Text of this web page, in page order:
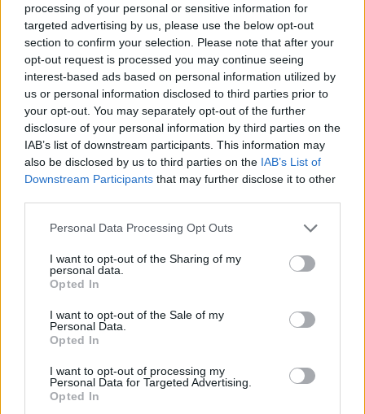
processing of your personal or sensitive information for
targeted advertising by us, please use the below opt-out
section to confirm your selection. Please note that after your
opt-out request is processed you may continue seeing
interest-based ads based on personal information utilized by
us or personal information disclosed to third parties prior to
your opt-out. You may separately opt-out of the further
disclosure of your personal information by third parties on the
IAB’s list of downstream participants. This information may
also be disclosed by us to third parties on the IAB’s List of
Downstream Participants that may further disclose it to other
Personal Data Processing Opt Outs
I want to opt-out of the Sharing of my
personal data.
Opted In
I want to opt-out of the Sale of my
Personal Data.
Opted In
I want to opt-out of processing my
Personal Data for Targeted Advertising.
Opted In
Hasznos
Impresszum
Szerzői jogok
Adatvédelmi tájékoztató
Cookie-kezelési tájékoztató
Hozzászólási szabályzat
Nyomtatott lapjaink archívuma
Székely Hírmondó archívuma
Sütibeállítások
Médiatér